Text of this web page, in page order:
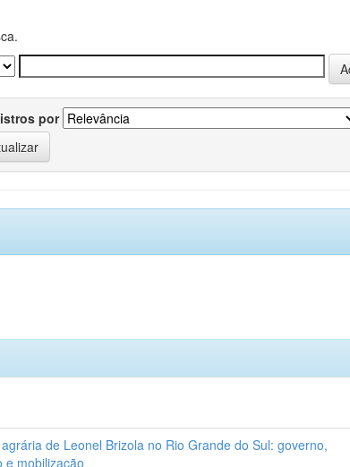
por
de Leonel Brizola no Rio Grande do Sul: governo,
e mobilização